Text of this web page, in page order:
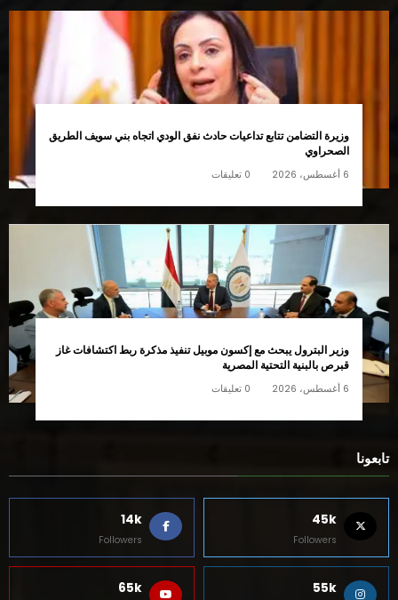
وزيرة التضامن تتابع تداعيات حادث نفق الودي اتجاه بني سويف الطريق
الصحراوي
6 أغسطس، 2026 0 تعليقات
وزير البترول يبحث مع إكسون موبيل تنفيذ مذكرة ربط اكتشافات غاز
قبرص بالبنية التحتية المصرية
6 أغسطس، 2026 0 تعليقات
تابعونا
45k
Followers
14k
Followers
55k
65k